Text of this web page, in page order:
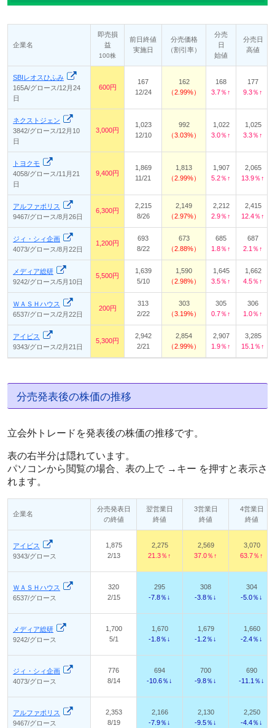
企業名
即売損
益
100株
前日終値
実施日
分売価格
（割引率）
分売
日
始値
分売日
高値
SBIレオスひふみ
165A/グロース/12月24
日
600円
167
12/24
162
2.99%
168
3.7％↑
177
9.3％↑
ネクストジェン
3842/グロース/12月10
日
3,000円
1,023
12/10
992
3.03%
1,022
3.0％↑
1,025
3.3％↑
トヨクモ
4058/グロース/11月21
日
9,400円
1,869
11/21
1,813
2.99%
1,907
5.2％↑
2,065
13.9％↑
アルファポリス
9467/グロース/8月26日
6,300円
2,215
8/26
2,149
2.97%
2,212
2.9％↑
2,415
12.4％↑
ジィ・シィ企画
4073/グロース/8月22日
1,200円
693
8/22
673
2.88%
685
1.8％↑
687
2.1％↑
メディア総研
9242/グロース/5月10日
5,500円
1,639
5/10
1,590
2.98%
1,645
3.5％↑
1,662
4.5％↑
ＷＡＳＨハウス
6537/グロース/2月22日
200円
313
2/22
303
3.19%
305
0.7％↑
306
1.0％↑
アイビス
9343/グロース/2月21日
5,300円
2,942
2/21
2,854
2.99%
2,907
1.9％↑
3,285
15.1％↑
分売発表後の株価の推移
立会外トレードを発表後の株価の推移です。
表の右半分は隠れています。
パソコンから閲覧の場合、表の上で →キー を押すと表示さ
れます。
企業名
分売発表日
の終値
翌営業日
終値
3営業日
終値
4営業日
終値
アイビス
9343/グロース
1,875
2/13
2,275
21.3％↑
2,569
37.0％↑
3,070
63.7％↑
ＷＡＳＨハウス
6537/グロース
320
2/15
295
-7.8％↓
308
-3.8％↓
304
-5.0％↓
メディア総研
9242/グロース
1,700
5/1
1,670
-1.8％↓
1,679
-1.2％↓
1,660
-2.4％↓
ジィ・シィ企画
4073/グロース
776
8/14
694
-10.6％↓
700
-9.8％↓
690
-11.1％↓
アルファポリス
9467/グロース
2,353
8/19
2,166
-7.9％↓
2,130
-9.5％↓
2,250
-4.4％↓